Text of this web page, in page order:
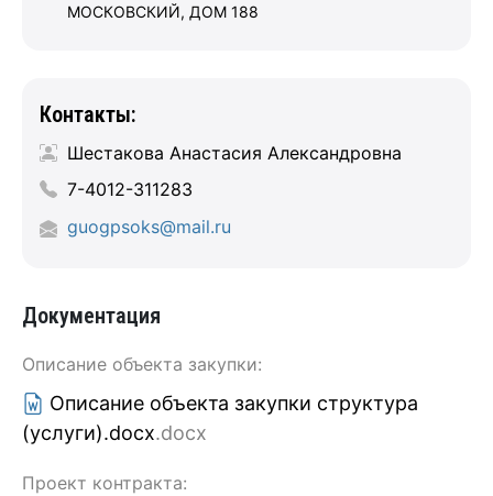
МОСКОВСКИЙ, ДОМ 188
Контакты:
Шестакова Анастасия Александровна
7-4012-311283
guogpsoks@mail.ru
Документация
Описание объекта закупки:
Описание объекта закупки структура
(услуги).docx.docx
Проект контракта: